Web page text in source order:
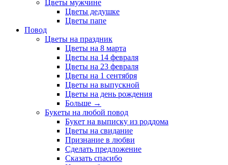
Цветы мужчине
Цветы дедушке
Цветы папе
Повод
Цветы на праздник
Цветы на 8 марта
Цветы на 14 февраля
Цветы на 23 февраля
Цветы на 1 сентября
Цветы на выпускной
Цветы на день рождения
Больше →
Букеты на любой повод
Букет на выписку из роддома
Цветы на свидание
Признание в любви
Сделать предложение
Сказать спасибо